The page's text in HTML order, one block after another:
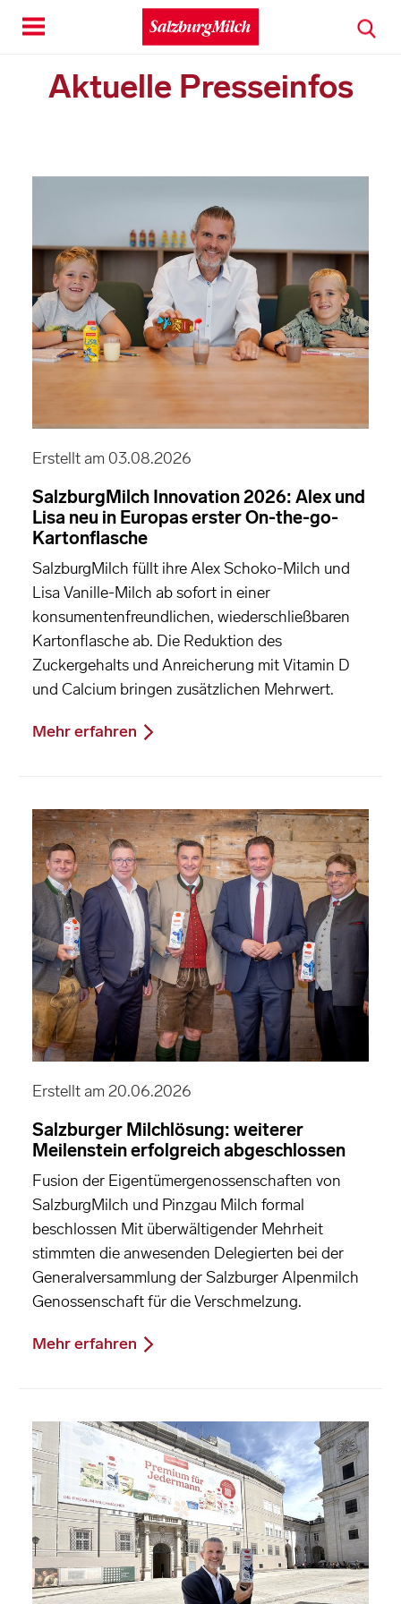
Toggle
navigation
Aktuelle Presseinfos
Erstellt am 03.08.2026
SalzburgMilch Innovation 2026: Alex und
Lisa neu in Europas erster On-the-go-
Kartonflasche
SalzburgMilch füllt ihre Alex Schoko-Milch und
Lisa Vanille-Milch ab sofort in einer
konsumentenfreundlichen, wiederschließbaren
Kartonflasche ab. Die Reduktion des
Zuckergehalts und Anreicherung mit Vitamin D
und Calcium bringen zusätzlichen Mehrwert.
Mehr erfahren
Erstellt am 20.06.2026
Salzburger Milchlösung: weiterer
Meilenstein erfolgreich abgeschlossen
Fusion der Eigentümergenossenschaften von
SalzburgMilch und Pinzgau Milch formal
beschlossen Mit überwältigender Mehrheit
stimmten die anwesenden Delegierten bei der
Generalversammlung der Salzburger Alpenmilch
Genossenschaft für die Verschmelzung.
Mehr erfahren